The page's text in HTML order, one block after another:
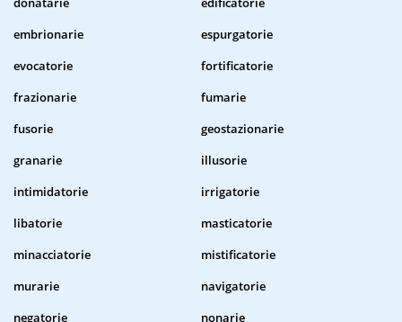
embrionarie
espurgatorie
evocatorie
fortificatorie
frazionarie
fumarie
fusorie
geostazionarie
granarie
illusorie
intimidatorie
irrigatorie
libatorie
masticatorie
minacciatorie
mistificatorie
murarie
navigatorie
negatorie
nonarie